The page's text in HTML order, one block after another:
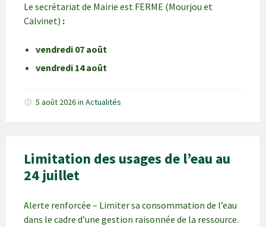
Le secrétariat de Mairie est FERME (Mourjou et
Calvinet) :
vendredi 07 août
vendredi 14 août
5 août 2026in Actualités
Limitation des usages de l’eau au
24 juillet
Alerte renforcée – Limiter sa consommation de l’eau
dans le cadre d’une gestion raisonnée de la ressource.